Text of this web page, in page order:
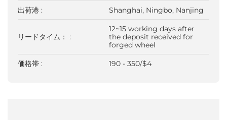
出荷港 : Shanghai, Ningbo, Nanjing
リードタイム： :
12~15 working days after
the deposit received for
forged wheel
価格帯 : 190 - 350/$4